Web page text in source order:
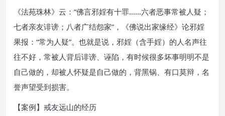
《法苑珠林》云：“佛言邪婬有十罪……六者恶事常被人疑；
七者亲友诽谤；八者广结怨家”，《佛说出家缘经》论邪婬
果报：“常为人疑”。也就是说，邪婬（含手婬）的人名声往
往不好，常被人背后诽谤、诬陷，有时候很多坏事明明不是
自己做的，却被人怀疑是自己做的，背黑锅、有口莫辩，名
誉声望受到损害。
【案例】戒友远山的经历